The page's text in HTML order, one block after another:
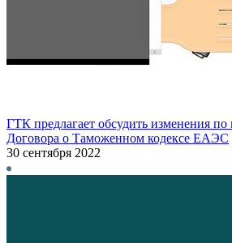
ГТК предлагает обсудить изменения по
Договора о Таможенном кодексе ЕАЭС
30 сентября 2022